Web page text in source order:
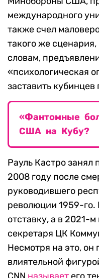
международного
также счел
такого же
словам,
«психологическая
заставить кубинцев
«Фантомные
США на Кубу?
Рауль Кастро занял
2008 году после
руководившего
революции 1959-го.
отставку, а в 2021-
секретаря ЦК
Несмотря на это,
влиятельной